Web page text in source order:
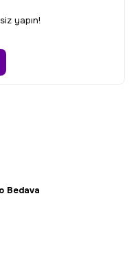
yapın!
Bedava